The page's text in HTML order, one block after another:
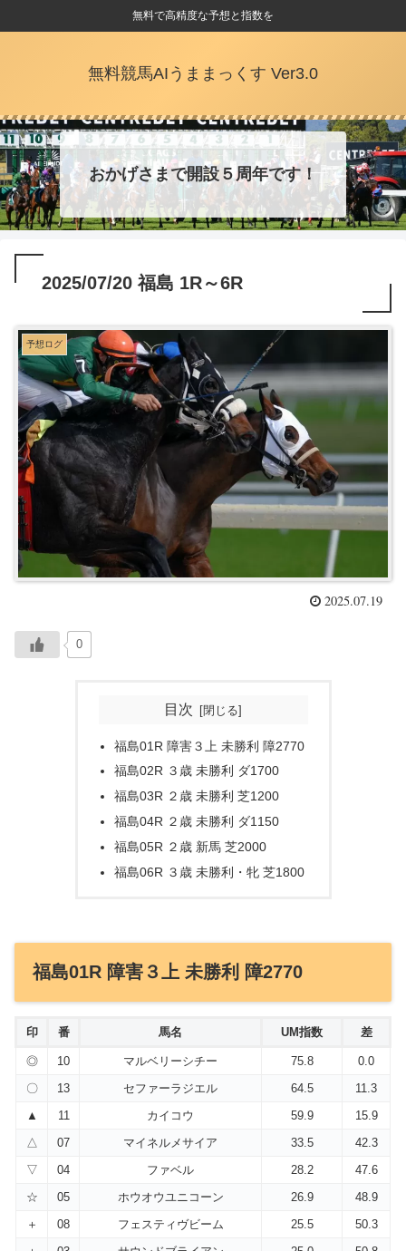
無料で高精度な予想と指数を
無料競馬AIうままっくす Ver3.0
おかげさまで開設５周年です！
2025/07/20 福島 1R～6R
予想ログ
2025.07.19
0
目次
福島01R 障害３上 未勝利 障2770
福島02R ３歳 未勝利 ダ1700
福島03R ２歳 未勝利 芝1200
福島04R ２歳 未勝利 ダ1150
福島05R ２歳 新馬 芝2000
福島06R ３歳 未勝利・牝 芝1800
福島01R 障害３上 未勝利 障2770
印 番 馬名 UM指数 差
◎ 10 マルベリーシチー 75.8
0.0
〇
13 セファーラジエル 64.5
11.3
▲
11 カイコウ 59.9
15.9
△
07 マイネルメサイア 33.5
42.3
▽
04 ファベル 28.2
47.6
☆
05 ホウオウユニコーン 26.9
48.9
＋
08 フェスティヴビーム 25.5
50.3